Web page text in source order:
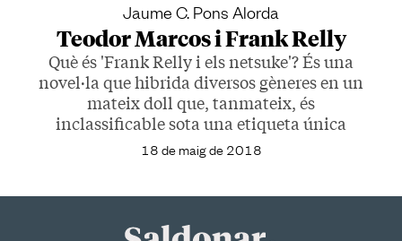
Jaume C. Pons Alorda
Teodor Marcos i Frank Relly
Què és 'Frank Relly i els netsuke'? És una
novel·la que hibrida diversos gèneres en un
mateix doll que, tanmateix, és
inclassificable sota una etiqueta única
18 de maig de 2018